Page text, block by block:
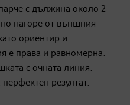
с дължина около 2
нагоре от външния
ориентир и
е права и равномерна.
с очната линия.
резултат.